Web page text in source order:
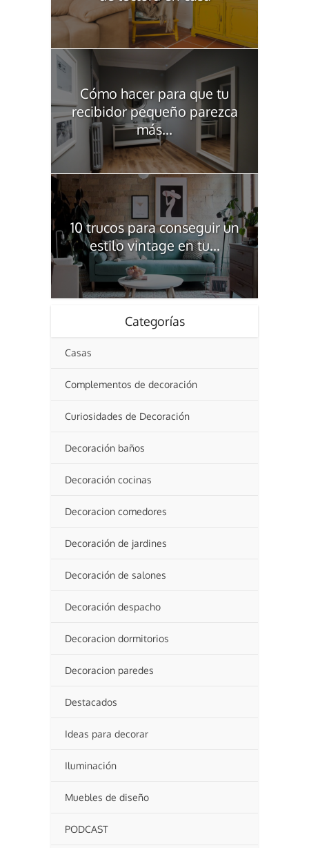
Cómo hacer para que tu
recibidor pequeño parezca
más...
10 trucos para conseguir un
estilo vintage en tu...
Categorías
Casas
Complementos de decoración
Curiosidades de Decoración
Decoración baños
Decoración cocinas
Decoracion comedores
Decoración de jardines
Decoración de salones
Decoración despacho
Decoracion dormitorios
Decoracion paredes
Destacados
Ideas para decorar
Iluminación
Muebles de diseño
PODCAST